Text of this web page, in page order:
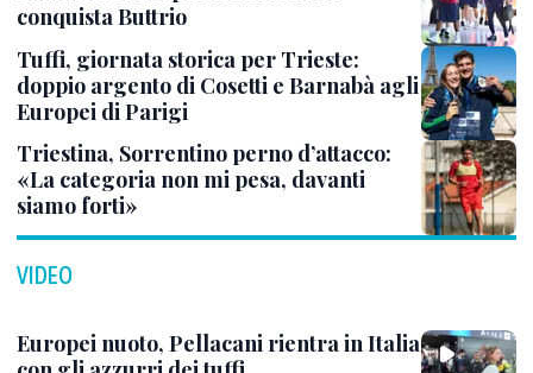
conquista Buttrio
Tuffi, giornata storica per Trieste:
doppio argento di Cosetti e Barnabà agli
Europei di Parigi
Triestina, Sorrentino perno d’attacco:
«La categoria non mi pesa, davanti
siamo forti»
VIDEO
Europei nuoto, Pellacani rientra in Italia